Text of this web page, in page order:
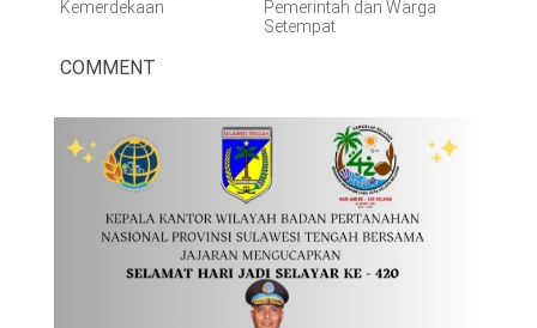
Kemerdekaan
Pemerintah dan Warga
Setempat
COMMENT